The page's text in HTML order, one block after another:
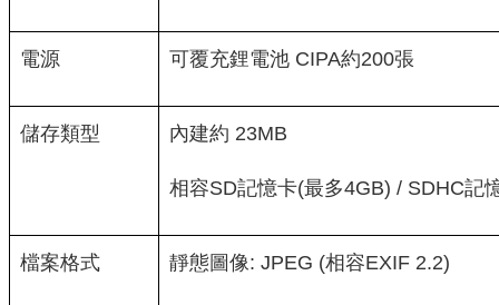
電源 可覆充鋰電池 CIPA約200張
儲存類型 內建約 23MB
相容SD記憶卡(最多4GB) / SDHC記
檔案格式 靜態圖像: JPEG (相容EXIF 2.2)